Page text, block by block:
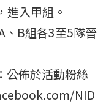
進入甲組。
、B組各3至5隊晉
公佈於活動粉絲
NID